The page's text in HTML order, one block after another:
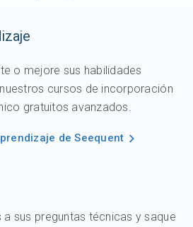
o mejore sus habilidades
cursos de incorporación
gratuitos avanzados.
de Seequent
a sus preguntas técnicas y saque